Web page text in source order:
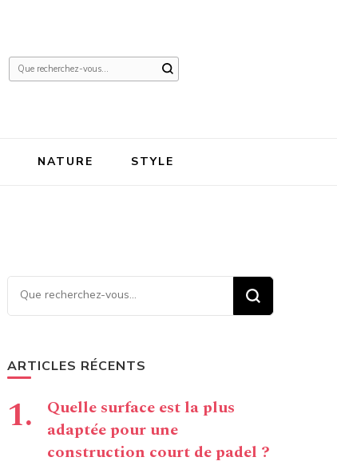
Vous
NATURE STYLE
Vous recherchiez quelque
chose ?
ARTICLES RÉCENTS
Quelle surface est la plus
adaptée pour une
construction court de padel ?